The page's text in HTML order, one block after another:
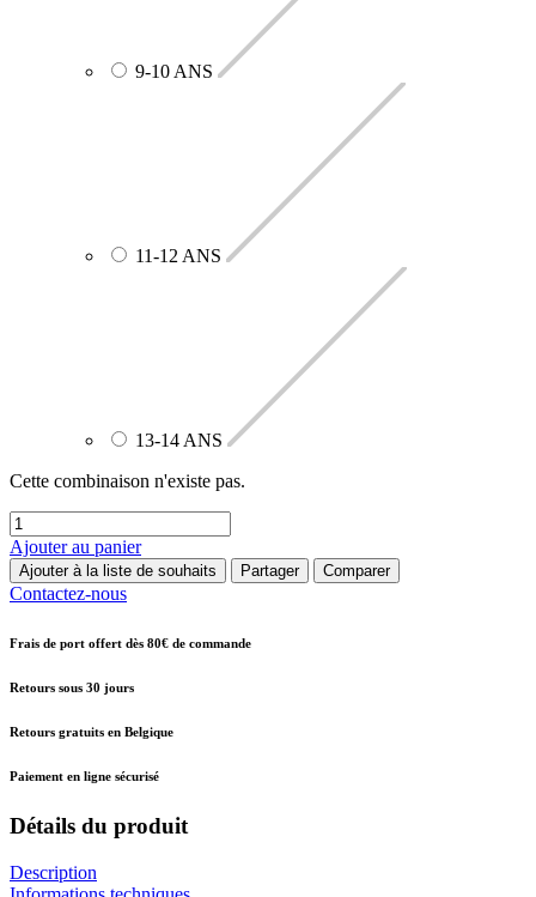
9-10 ANS
11-12 ANS
13-14 ANS
Cette combinaison n'existe pas.
Ajouter au panier
Ajouter à la liste de souhaits Partager Comparer
Contactez-nous
Frais de port offert dès 80€ de commande
Retours sous 30 jours
Retours gratuits en Belgique
Paiement en ligne sécurisé
Détails du produit
Description